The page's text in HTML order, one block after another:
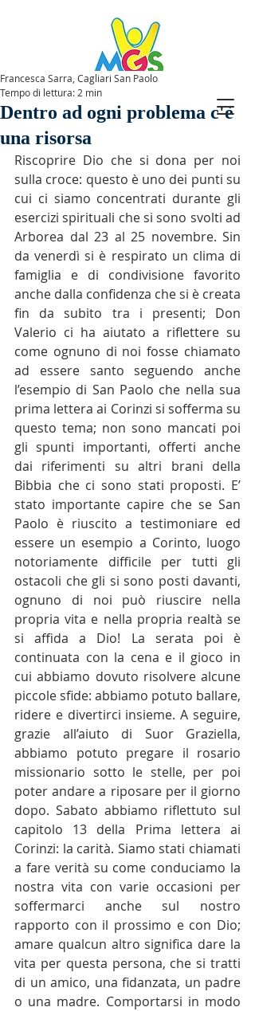
SPAZIOMGS
Dentro ad ogni problema c'è
una risorsa
Francesca Sarra, Cagliari San Paolo
Tempo di lettura: 2 min
Riscoprire Dio che si dona per noi
sulla croce: questo è uno dei punti su
cui ci siamo concentrati durante gli
esercizi spirituali che si sono svolti ad
Arborea dal 23 al 25 novembre. Sin
da venerdì si è respirato un clima di
famiglia e di condivisione favorito
anche dalla confidenza che si è creata
fin da subito tra i presenti; Don
Valerio ci ha aiutato a riflettere su
come ognuno di noi fosse chiamato
ad essere santo seguendo anche
l’esempio di San Paolo che nella sua
prima lettera ai Corinzi si sofferma su
questo tema; non sono mancati poi
gli spunti importanti, offerti anche
dai riferimenti su altri brani della
Bibbia che ci sono stati proposti. E’
stato importante capire che se San
Paolo è riuscito a testimoniare ed
essere un esempio a Corinto, luogo
notoriamente difficile per tutti gli
ostacoli che gli si sono posti davanti,
ognuno di noi può riuscire nella
propria vita e nella propria realtà se
si affida a Dio! La serata poi è
continuata con la cena e il gioco in
cui abbiamo dovuto risolvere alcune
piccole sfide: abbiamo potuto ballare,
ridere e divertirci insieme. A seguire,
grazie all’aiuto di Suor Graziella,
abbiamo potuto pregare il rosario
missionario sotto le stelle, per poi
poter andare a riposare per il giorno
dopo. Sabato abbiamo riflettuto sul
capitolo 13 della Prima lettera ai
Corinzi: la carità. Siamo stati chiamati
a fare verità su come conduciamo la
nostra vita con varie occasioni per
soffermarci anche sul nostro
rapporto con il prossimo e con Dio;
amare qualcun altro significa dare la
vita per questa persona, che si tratti
di un amico, una fidanzata, un padre
o una madre. Comportarsi in modo